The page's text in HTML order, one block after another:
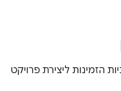
הזמינות ליצירת פרויקט